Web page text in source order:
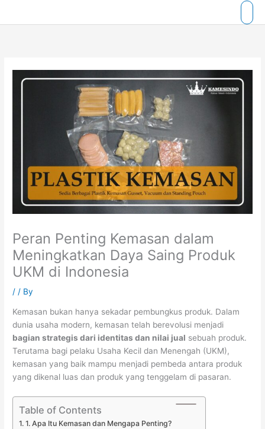
Peran Penting Kemasan dalam
Meningkatkan Daya Saing Produk
UKM di Indonesia
/ / By
Kemasan bukan hanya sekadar pembungkus produk. Dalam
dunia usaha modern, kemasan telah berevolusi menjadi
bagian strategis dari identitas dan nilai jual sebuah produk.
Terutama bagi pelaku Usaha Kecil dan Menengah (UKM),
kemasan yang baik mampu menjadi pembeda antara produk
yang dikenal luas dan produk yang tenggelam di pasaran.
Table of Contents
1. Apa Itu Kemasan dan Mengapa Penting?